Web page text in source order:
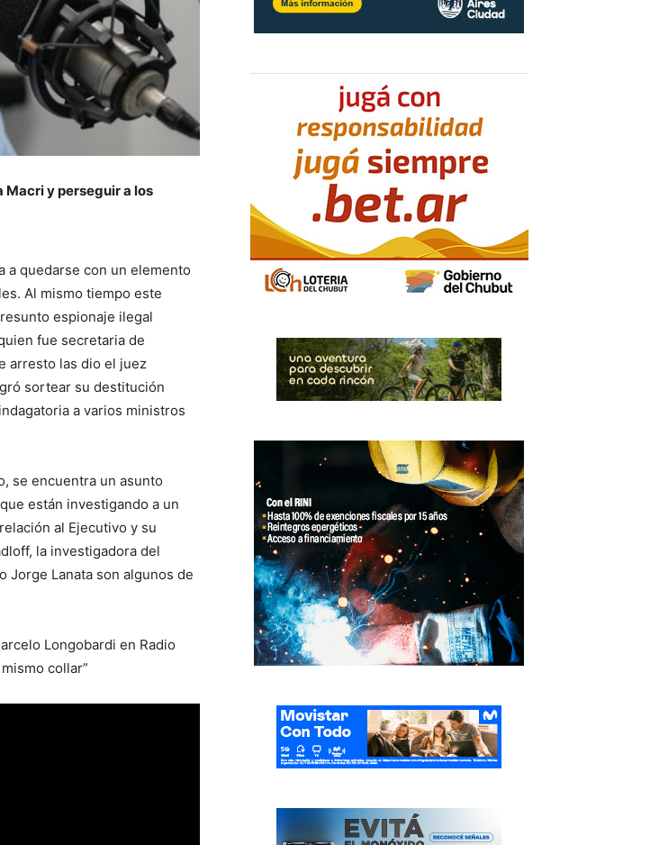
Macri y perseguir a los
a quedarse con un elemento
Al mismo tiempo este
espionaje ilegal
fue secretaria de
arresto las dio el juez
sortear su destitución
a varios ministros
se encuentra un asunto
están investigando a un
al Ejecutivo y su
la investigadora del
Jorge Lanata son algunos de
Longobardi en Radio
collar”